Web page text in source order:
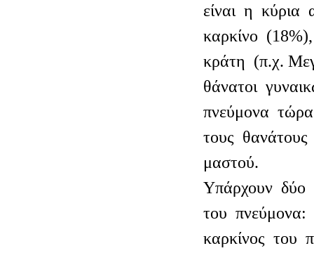
είναι η κύρια
καρκίνο
κράτη (π.χ.
θάνατοι
πνεύμονα
τους
μαστού.
Υπάρχουν δύο
του πνεύμονα:
καρκίνος του